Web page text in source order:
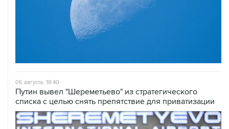
06 августа, 18:40
Путин вывел "Шереметьево" из стратегического
списка с целью снять препятствие для приватизации